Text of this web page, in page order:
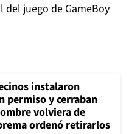
juego de GameBoy
instalaron
permiso y cerraban
volviera de
ordenó retirarlos